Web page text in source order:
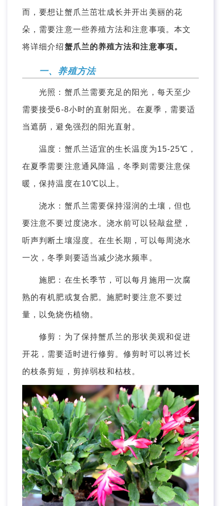
而，要想让蟹爪兰茁壮成长并开出美丽的花
朵，需要注意一些养殖方法和注意事项。本文
将详细介绍蟹爪兰的养殖方法和注意事项。
一、养殖方法
光照：蟹爪兰需要充足的阳光，每天至少
需要接受6-8小时的直射阳光。在夏季，需要适
当遮荫，避免强烈的阳光直射。
温度：蟹爪兰适宜的生长温度为15-25℃，
在夏季需要注意通风降温，冬季则需要注意保
暖，保持温度在10℃以上。
浇水：蟹爪兰需要保持湿润的土壤，但也
要注意不要过度浇水。浇水前可以轻敲盆壁，
听声判断土壤湿度。在生长期，可以每周浇水
一次，冬季则要适当减少浇水频率。
施肥：在生长季节，可以每月施用一次腐
熟的有机肥或复合肥。施肥时要注意不要过
量，以免烧伤植物。
修剪：为了保持蟹爪兰的形状美观和促进
开花，需要适时进行修剪。修剪时可以将过长
的枝条剪短，剪掉弱枝和枯枝。